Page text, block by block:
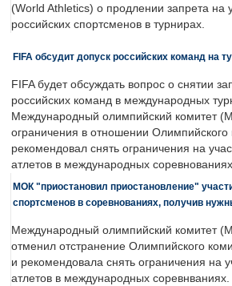
(World Athletics) о продлении запрета на
российских спортсменов в турнирах.
FIFA обсудит допуск российских команд на
FIFA будет обсуждать вопрос о снятии
российских команд в международных
Международный олимпийский комитет
ограничения в отношении Олимпийского
рекомендовал снять ограничения на
атлетов в международных
МОК "приостановил приостановление"
спортсменов в соревнованиях, получив
Международный олимпийский комитет
отменил отстранение Олимпийского
и рекомендовала снять ограничения на
атлетов в международных